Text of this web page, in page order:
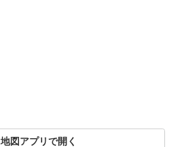
地図アプリで開く